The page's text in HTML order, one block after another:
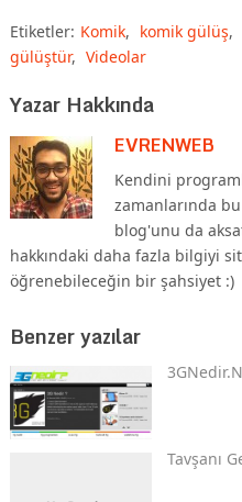
Etiketler: Komik, komik gülüş,
gülüştür, Videolar
Yazar Hakkında
EVRENWEB
Kendini
zamanlarında
blog'unu da
hakkındaki daha fazla bilgiyi
öğrenebileceğin bir şahsiyet :)
Benzer yazılar
Tavşanı